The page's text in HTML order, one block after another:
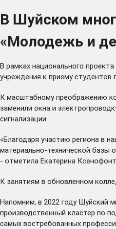
В Шуйском
«Молодежь и
В рамках национального
учреждения к приему студентов
К масштабному преображению
заменили окна и
сигнализации.
«Благодаря участию региона в
материально-технической базы
- отметила Екатерина
К занятиям в обновленном
Напомним, в 2022 году Шуйский
производственный кластер по
самых востребованных